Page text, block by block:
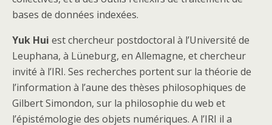
bases de données indexées.
Yuk Hui est chercheur postdoctoral à l’Université de
Leuphana, à Lüneburg, en Allemagne, et chercheur
invité à l’IRI. Ses recherches portent sur la théorie de
l’information à l’aune des thèses philosophiques de
Gilbert Simondon, sur la philosophie du web et
l’épistémologie des objets numériques. A l’IRI il a